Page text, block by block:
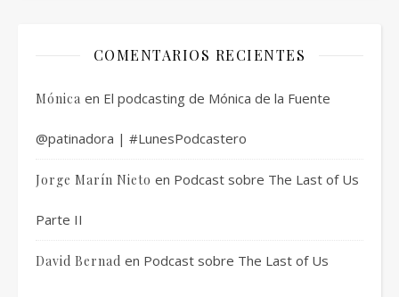
COMENTARIOS RECIENTES
Mónica en El podcasting de Mónica de la Fuente
@patinadora | #LunesPodcastero
Jorge Marín Nieto en Podcast sobre The Last of Us
Parte II
David Bernad en Podcast sobre The Last of Us